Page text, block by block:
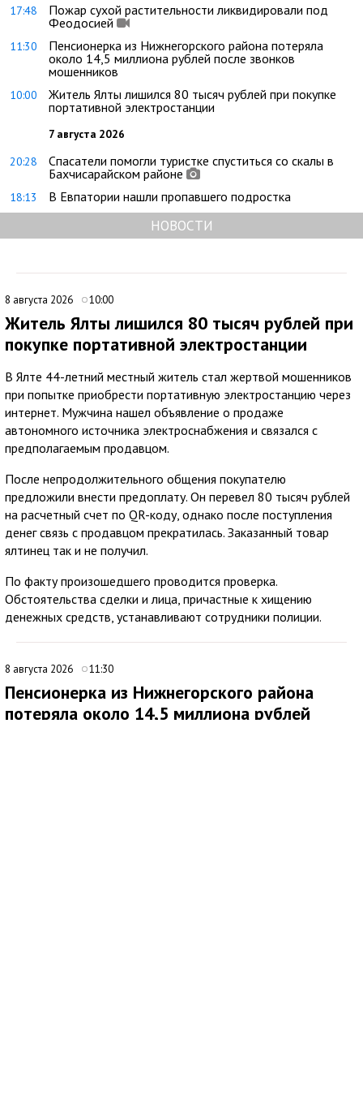
17:48
Пожар сухой растительности ликвидировали под
Феодосией
11:30
Пенсионерка из Нижнегорского района потеряла
около 14,5 миллиона рублей после звонков
мошенников
10:00
Житель Ялты лишился 80 тысяч рублей при покупке
портативной электростанции
7 августа 2026
20:28
Спасатели помогли туристке спуститься со скалы в
Бахчисарайском районе
18:13 В Евпатории нашли пропавшего подростка
НОВОСТИ
8 августа 2026 10:00
Житель Ялты лишился 80 тысяч рублей при
покупке портативной электростанции
В Ялте 44-летний местный житель стал жертвой мошенников
при попытке приобрести портативную электростанцию через
интернет. Мужчина нашел объявление о продаже
автономного источника электроснабжения и связался с
предполагаемым продавцом.
После непродолжительного общения покупателю
предложили внести предоплату. Он перевел 80 тысяч рублей
на расчетный счет по QR-коду, однако после поступления
денег связь с продавцом прекратилась. Заказанный товар
ялтинец так и не получил.
По факту произошедшего проводится проверка.
Обстоятельства сделки и лица, причастные к хищению
денежных средств, устанавливают сотрудники полиции.
8 августа 2026 11:30
Пенсионерка из Нижнегорского района
потеряла около 14,5 миллиона рублей